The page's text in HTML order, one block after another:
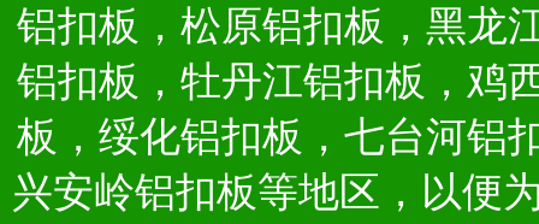
铝扣板，松原铝扣板，黑龙
铝扣板，牡丹江铝扣板，鸡
板，绥化铝扣板，七台河铝
兴安岭铝扣板等地区，以便